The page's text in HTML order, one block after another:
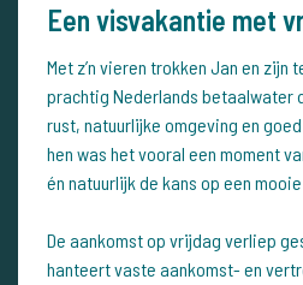
Een visvakantie met
Met z’n vieren trokken Jan en zijn
prachtig Nederlands betaalwater
rust, natuurlijke omgeving en
hen was het vooral een moment
én natuurlijk de kans op een
De aankomst op vrijdag verliep
hanteert vaste aankomst- en